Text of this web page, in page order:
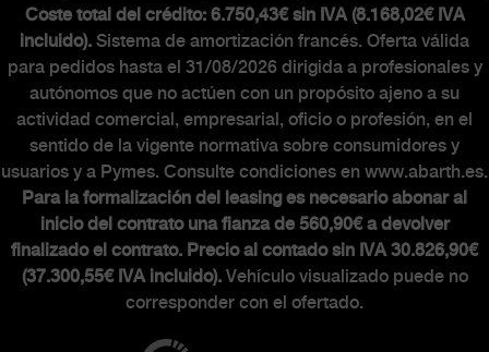
Coste total del crédito: 6.750,43€ sin IVA (8.168,02€ IVA
incluido). Sistema de amortización francés. Oferta válida
para pedidos hasta el 31/08/2026 dirigida a profesionales y
autónomos que no actúen con un propósito ajeno a su
actividad comercial, empresarial, oficio o profesión, en el
sentido de la vigente normativa sobre consumidores y
usuarios y a Pymes. Consulte condiciones en www.abarth.es.
Para la formalización del leasing es necesario abonar al
inicio del contrato una fianza de 560,90€ a devolver
finalizado el contrato. Precio al contado sin IVA 30.826,90€
(37.300,55€ IVA incluido).Vehículo visualizado puede no
corresponder con el ofertado.